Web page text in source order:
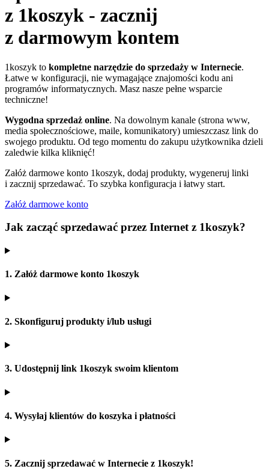
z 1koszyk - zacznij
z darmowym kontem
1koszyk to kompletne narzędzie do sprzedaży w Internecie.
Łatwe w konfiguracji, nie wymagające znajomości kodu ani
programów informatycznych. Masz nasze pełne wsparcie
techniczne!
Wygodna sprzedaż online. Na dowolnym kanale (strona www,
media społecznościowe, maile, komunikatory) umieszczasz link do
swojego produktu. Od tego momentu do zakupu użytkownika dzieli
zaledwie kilka kliknięć!
Załóż darmowe konto 1koszyk, dodaj produkty, wygeneruj linki
i zacznij sprzedawać. To szybka konfiguracja i łatwy start.
Załóż darmowe konto
Jak zacząć sprzedawać przez Internet z 1koszyk?
1. Załóż darmowe konto 1koszyk
2. Skonfiguruj produkty i/lub usługi
3. Udostępnij link 1koszyk swoim klientom
4. Wysyłaj klientów do koszyka i płatności
5. Zacznij sprzedawać w Internecie z 1koszyk!